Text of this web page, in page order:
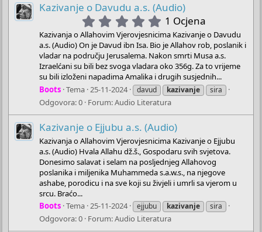
Kazivanje o Davudu a.s. (Audio)
5
.
0
0
s
t
a
r
(
s
)
1 Ocjena
Kazivanja o Allahovim Vjerovjesnicima Kazivanje o Davudu
a.s. (Audio) On je Davud ibn Isa. Bio je Allahov rob, poslanik i
vladar na području Jerusalema. Nakon smrti Musa a.s.
Izraelćani su bili bez svoga vladara oko 356g. Za to vrijeme
su bili izloženi napadima Amalika i drugih susjednih...
Boots Tema 25-11-2024 davud kazivanje sira
Odgovora: 0 Forum:Audio Literatura
Kazivanje o Ejjubu a.s. (Audio)
Kazivanja o Allahovim Vjerovjesnicima Kazivanje o Ejjubu
a.s. (Audio) Hvala Allahu dž.š., Gospodaru svih svjetova.
Donesimo salavat i selam na posljednjeg Allahovog
poslanika i miljenika Muhammeda s.a.w.s., na njegove
ashabe, porodicu i na sve koji su živjeli i umrli sa vjerom u
srcu. Braćo...
Boots Tema 25-11-2024 ejjubu kazivanje sira
Odgovora: 0 Forum:Audio Literatura